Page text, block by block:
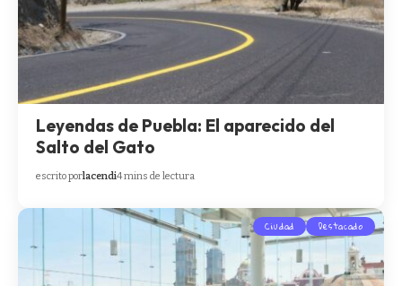
Leyendas de Puebla: El aparecido del
Salto del Gato
escrito porlacendi4 mins de lectura
Ciudad Destacado